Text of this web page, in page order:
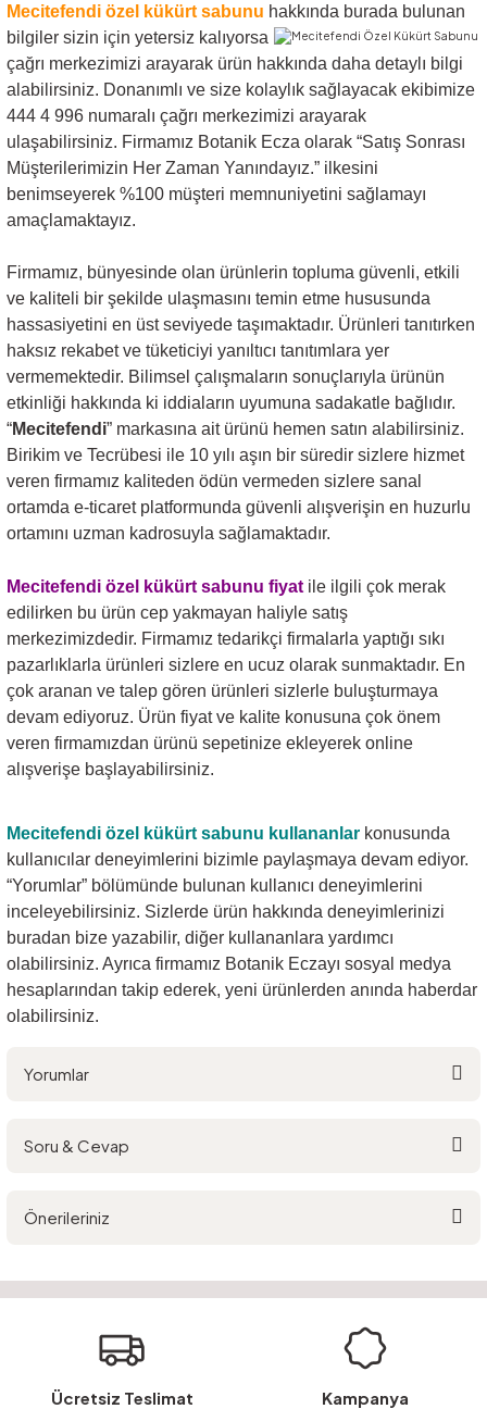
Mecitefendi özel kükürt sabunu hakkında burada bulunan
bilgiler sizin için yetersiz kalıyorsa
çağrı merkezimizi arayarak ürün hakkında daha detaylı bilgi
alabilirsiniz. Donanımlı ve size kolaylık sağlayacak ekibimize
444 4 996 numaralı çağrı merkezimizi arayarak
ulaşabilirsiniz. Firmamız Botanik Ecza olarak “Satış Sonrası
Müşterilerimizin Her Zaman Yanındayız.” ilkesini
benimseyerek %100 müşteri memnuniyetini sağlamayı
amaçlamaktayız.
Firmamız, bünyesinde olan ürünlerin topluma güvenli, etkili
ve kaliteli bir şekilde ulaşmasını temin etme hususunda
hassasiyetini en üst seviyede taşımaktadır. Ürünleri tanıtırken
haksız rekabet ve tüketiciyi yanıltıcı tanıtımlara yer
vermemektedir. Bilimsel çalışmaların sonuçlarıyla ürünün
etkinliği hakkında ki iddiaların uyumuna sadakatle bağlıdır.
“Mecitefendi” markasına ait ürünü hemen satın alabilirsiniz.
Birikim ve Tecrübesi ile 10 yılı aşın bir süredir sizlere hizmet
veren firmamız kaliteden ödün vermeden sizlere sanal
ortamda e-ticaret platformunda güvenli alışverişin en huzurlu
ortamını uzman kadrosuyla sağlamaktadır.
Mecitefendi özel kükürt sabunu fiyat ile ilgili çok merak
edilirken bu ürün cep yakmayan haliyle satış
merkezimizdedir. Firmamız tedarikçi firmalarla yaptığı sıkı
pazarlıklarla ürünleri sizlere en ucuz olarak sunmaktadır. En
çok aranan ve talep gören ürünleri sizlerle buluşturmaya
devam ediyoruz. Ürün fiyat ve kalite konusuna çok önem
veren firmamızdan ürünü sepetinize ekleyerek online
alışverişe başlayabilirsiniz.
Mecitefendi özel kükürt sabunu kullananlar konusunda
kullanıcılar deneyimlerini bizimle paylaşmaya devam ediyor.
“Yorumlar” bölümünde bulunan kullanıcı deneyimlerini
inceleyebilirsiniz. Sizlerde ürün hakkında deneyimlerinizi
buradan bize yazabilir, diğer kullananlara yardımcı
olabilirsiniz. Ayrıca firmamız Botanik Eczayı sosyal medya
hesaplarından takip ederek, yeni ürünlerden anında haberdar
olabilirsiniz.
Yorumlar
Soru & Cevap
Soru Sor
Önerileriniz
Görüş ve önerileriniz için teşekkür ederiz.
Ürün resmi kalitesiz, bozuk veya görüntülenemiyor.
Ücretsiz Teslimat Kampanya